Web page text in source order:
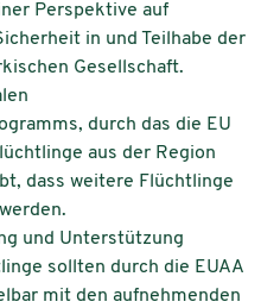
Perspektive auf
in und Teilhabe der
Gesellschaft.
durch das die EU
aus der Region
dass weitere Flüchtlinge
und Unterstützung
sollten durch die EUAA
mit den aufnehmenden